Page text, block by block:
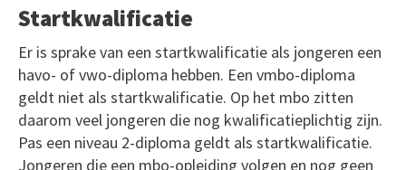
Startkwalificatie
Er is sprake van een startkwalificatie als jongeren een
havo- of vwo-diploma hebben. Een vmbo-diploma
geldt niet als startkwalificatie. Op het mbo zitten
daarom veel jongeren die nog kwalificatieplichtig zijn.
Pas een niveau 2-diploma geldt als startkwalificatie.
Jongeren die een mbo-opleiding volgen en nog geen